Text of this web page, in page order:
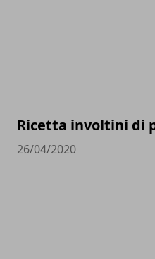
Ricetta involtini di
26/04/2020